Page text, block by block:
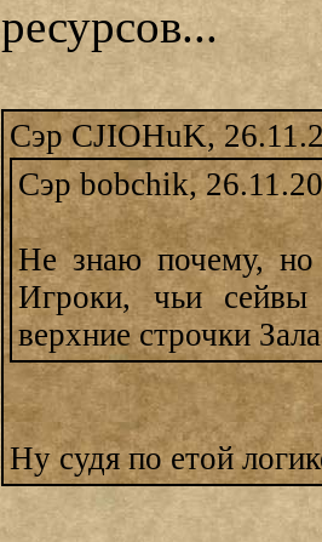
ресурсов...
Сэр CJIOHuK,
Сэр bobchik,
Не знаю почему, но
Игроки, чьи
верхние строчки
Ну судя по етой